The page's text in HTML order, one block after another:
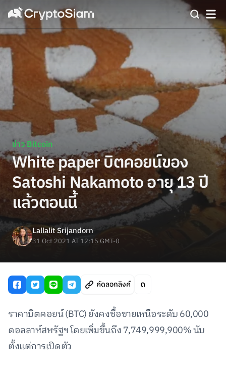
ข่าว Bitcoin
White paper บิตคอยน์ของ
Satoshi Nakamoto อายุ 13 ปี
แล้วตอนนี้
Lallalit Srijandorn
31 Oct 2021 AT 12:15 GMT-0
คัดลอกลิงค์
ราคาบิตคอยน์ (BTC) ยังคงซื้อขายเหนือระดับ 60,000
ดอลลาห์สหรัฐฯ โดยเพิ่มขึ้นถึง 7,749,999,900% นับ
ตั้งแต่การเปิดตัว